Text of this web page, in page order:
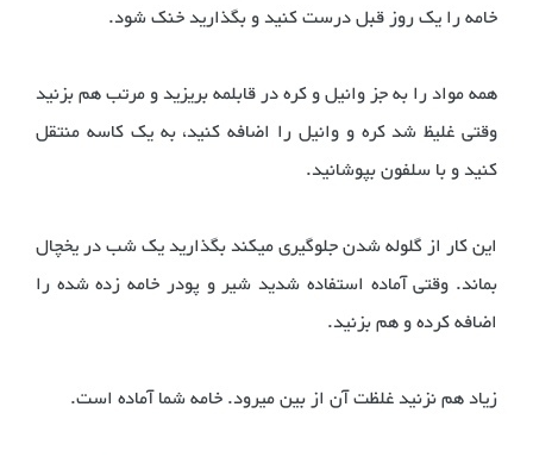
خامه را یک روز قبل درست کنید و بگذارید خنک شود.
همه مواد را به جز وانیل و کره در قابلمه بریزید و مرتب هم بزنید
وقتی غلیظ شد کره و وانیل را اضافه کنید، به یک کاسه منتقل
کنید و با سلفون بپوشانید.
این کار از گلوله شدن جلوگیری میکند بگذارید یک شب در یخچال
بماند. وقتی آماده استفاده شدید شیر و پودر خامه زده شده را
اضافه کرده و هم بزنید.
زیاد هم نزنید غلظت آن از بین میرود. خامه شما آماده است.